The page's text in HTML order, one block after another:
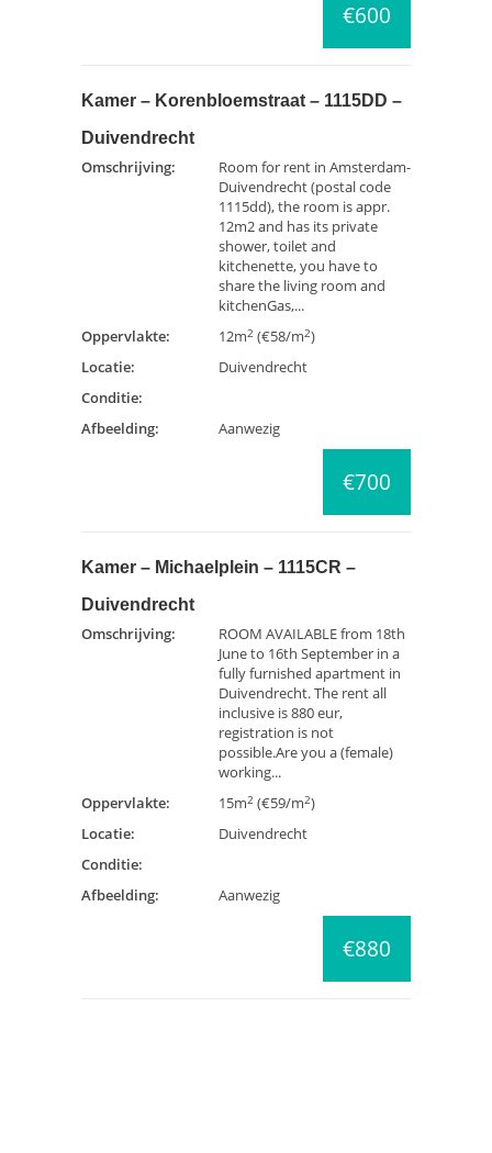
€600
Kamer – Korenbloemstraat – 1115DD –
Duivendrecht
Omschrijving:
Room for rent in Amsterdam-
Duivendrecht (postal code
1115dd), the room is appr.
12m2 and has its private
shower, toilet and
kitchenette, you have to
share the living room and
kitchenGas,...
Oppervlakte:
12m2 (€58/m2)
Locatie:
Duivendrecht
Conditie:
Afbeelding:
Aanwezig
€700
Kamer – Michaelplein – 1115CR –
Duivendrecht
Omschrijving:
ROOM AVAILABLE from 18th
June to 16th September in a
fully furnished apartment in
Duivendrecht. The rent all
inclusive is 880 eur,
registration is not
possible.Are you a (female)
working...
Oppervlakte:
15m2 (€59/m2)
Locatie:
Duivendrecht
Conditie:
Afbeelding:
Aanwezig
€880